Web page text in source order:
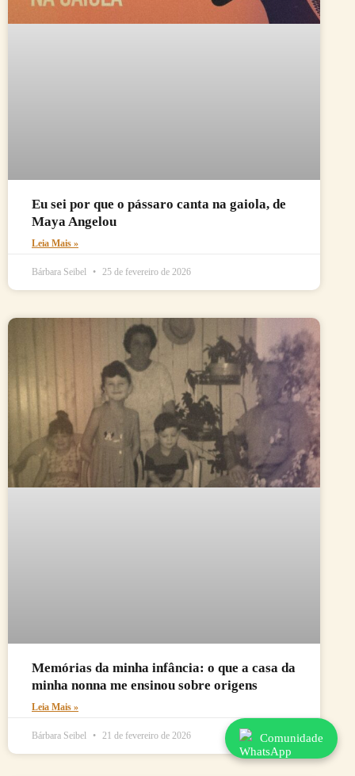
Eu sei por que o pássaro canta na gaiola, de
Maya Angelou
Leia Mais »
Bárbara Seibel 25 de fevereiro de 2026
Memórias da minha infância: o que a casa da
minha nonna me ensinou sobre origens
Leia Mais »
Bárbara Seibel 21 de fevereiro de 2026 Comunidade